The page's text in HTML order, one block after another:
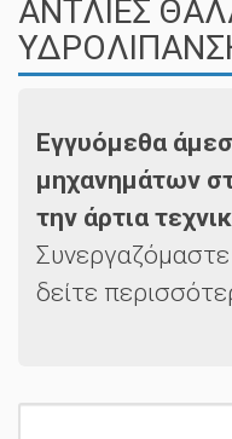
ΑΝΤΛΙΕΣ
Εγγυόμεθα
μηχανημάτων
την άρτια
δείτε